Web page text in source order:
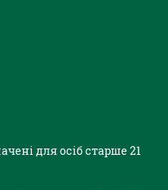
для осіб старше 21